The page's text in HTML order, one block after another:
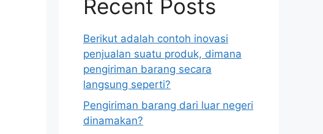
Recent Posts
Berikut adalah contoh inovasi
penjualan suatu produk, dimana
pengiriman barang secara
langsung seperti?
Pengiriman barang dari luar negeri
dinamakan?